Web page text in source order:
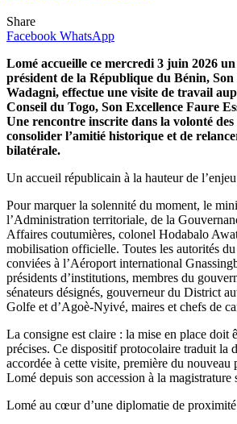
Share
Facebook WhatsApp
Lomé accueille ce mercredi 3 juin 2026
président de la République du Bénin,
Wadagni, effectue une visite de travail
Conseil du Togo, Son Excellence Faure
Une rencontre inscrite dans la volonté des
consolider l’amitié historique et de
bilatérale.
Un accueil républicain à la hauteur de l’enjeu
Pour marquer la solennité du moment, le
l’Administration territoriale, de la
Affaires coutumières, colonel Hodabalo
mobilisation officielle. Toutes les autorités
conviées à l’Aéroport international
présidents d’institutions, membres du
sénateurs désignés, gouverneur du District
Golfe et d’Agoè-Nyivé, maires et chefs de
La consigne est claire : la mise en place doit
précises. Ce dispositif protocolaire traduit la
accordée à cette visite, première du nouveau
Lomé depuis son accession à la magistrature
Lomé au cœur d’une diplomatie de proximité